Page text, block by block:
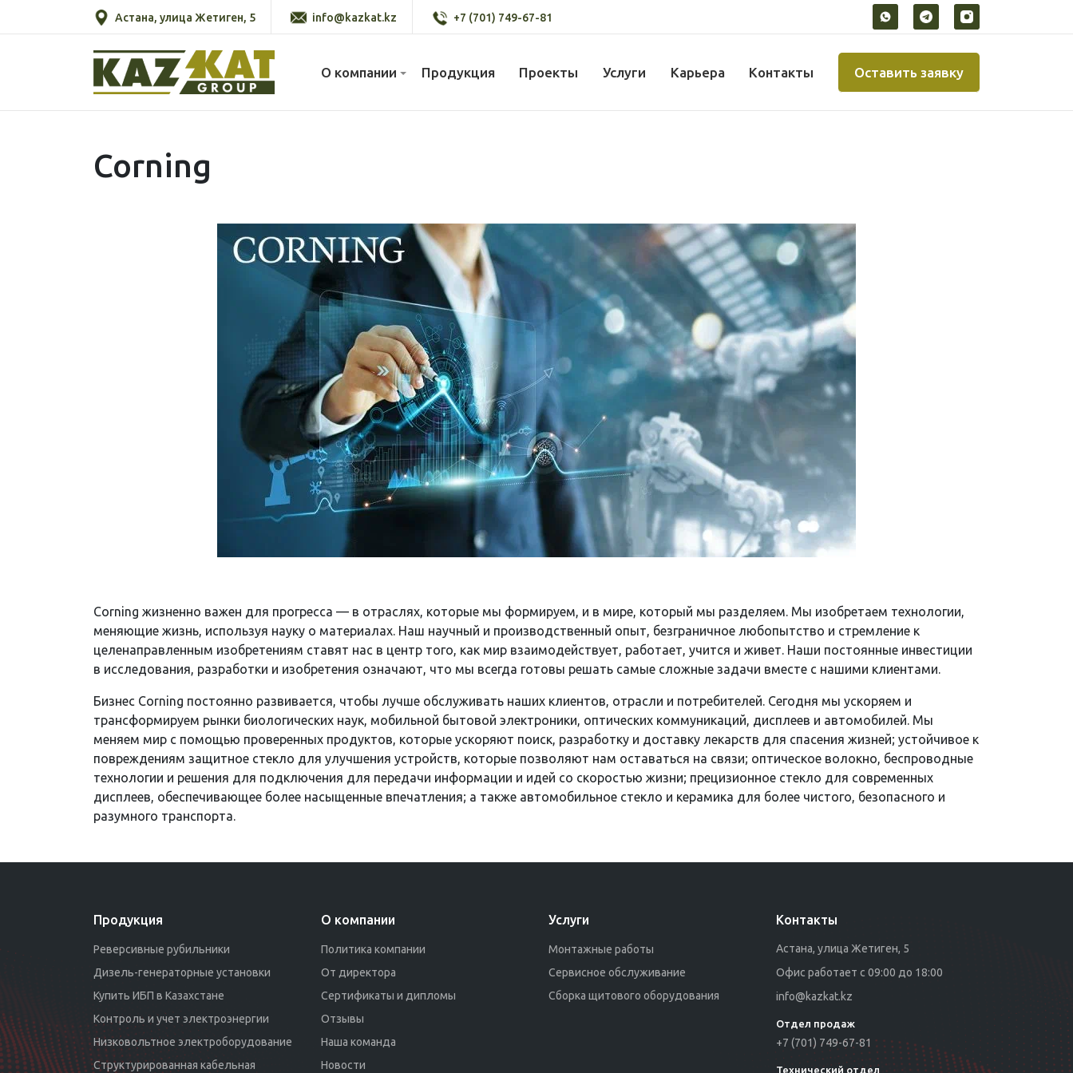
Астана, улица Жетиген, 5 info@kazkat.kz +7 (701) 749-67-81
О компании Продукция Проекты Услуги Карьера Контакты Оставить заявку
Corning
Corning жизненно важен для прогресса — в отраслях, которые мы формируем, и в мире, который мы разделяем.​ Мы изобретаем технологии,
меняющие жизнь, используя науку о материалах. Наш научный и производственный опыт, безграничное любопытство и стремление к
целенаправленным изобретениям ставят нас в центр того, как мир взаимодействует, работает, учится и живет. Наши постоянные инвестиции
в исследования, разработки и изобретения означают, что мы всегда готовы решать самые сложные задачи вместе с нашими клиентами. ​
Бизнес Corning постоянно развивается, чтобы лучше обслуживать наших клиентов, отрасли и потребителей. Сегодня мы ускоряем и
трансформируем рынки биологических наук, мобильной бытовой электроники, оптических коммуникаций, дисплеев и автомобилей. Мы
меняем мир с помощью проверенных продуктов, которые ускоряют поиск, разработку и доставку лекарств для спасения жизней; устойчивое к
повреждениям защитное стекло для улучшения устройств, которые позволяют нам оставаться на связи; оптическое волокно, беспроводные
технологии и решения для подключения для передачи информации и идей со скоростью жизни; прецизионное стекло для современных
дисплеев, обеспечивающее более насыщенные впечатления; а также автомобильное стекло и керамика для более чистого, безопасного и
разумного транспорта.
Продукция
Реверсивные рубильники
Дизель-генераторные установки
Купить ИБП в Казахстане
Контроль и учет электроэнергии
Низковольтное электроборудование
Структурированная кабельная
О компании
Политика компании
От директора
Сертификаты и дипломы
Отзывы
Наша команда
Новости
Услуги
Монтажные работы
Сервисное обслуживание
Сборка щитового оборудования
Контакты
Астана, улица Жетиген, 5
Офис работает с 09:00 до 18:00
info@kazkat.kz
Отдел продаж
+7 (701) 749-67-81
Технический отдел